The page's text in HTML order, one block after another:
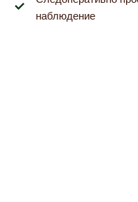
наблюдение